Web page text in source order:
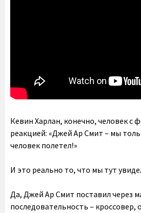
Кевин Харлан, конечно, человек с
реакцией: «Джей Ар Смит – мы
человек полетел!»
И это реально то, что мы тут
Да, Джей Ар Смит поставил через
последовательность – кроссовер,